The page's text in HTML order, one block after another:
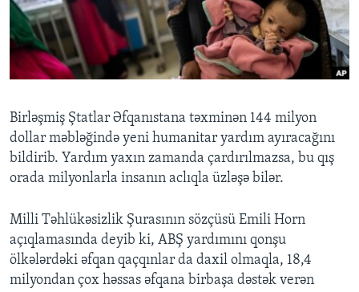
BIZI IZLƏYIN
Dillər
Birləşmiş Ştatlar Əfqanıstana təxminən 144 milyon
dollar məbləğində yeni humanitar yardım ayıracağını
bildirib. Yardım yaxın zamanda çardırılmazsa, bu qış
orada milyonlarla insanın aclıqla üzləşə bilər.
Milli Təhlükəsizlik Şurasının sözçüsü Emili Horn
açıqlamasında deyib ki, ABŞ yardımını qonşu
ölkələrdəki əfqan qaçqınlar da daxil olmaqla, 18,4
milyondan çox həssas əfqana birbaşa dəstək verən